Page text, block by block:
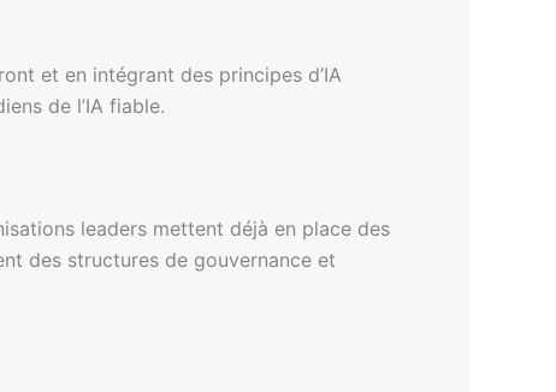
et en intégrant des principes d’IA
de l’IA fiable.
leaders mettent déjà en place des
des structures de gouvernance et